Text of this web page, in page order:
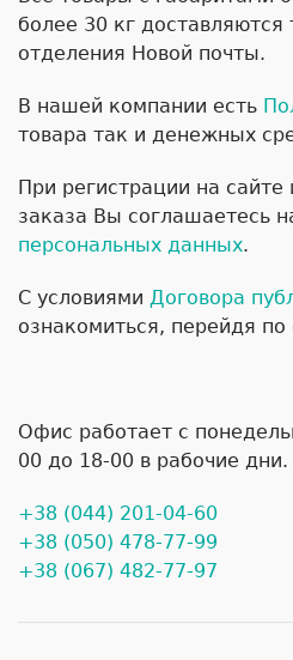
более 30 кг
отделения Новой почты.
В нашей компании есть
товара так и денежных
При регистрации на
заказа Вы соглашаетесь
персональных данных.
С условиями Договора
ознакомиться, перейдя по
Офис работает с
00 до 18-00 в рабочие дни.
+38 (044) 201-04-60
+38 (050) 478-77-99
+38 (067) 482-77-97